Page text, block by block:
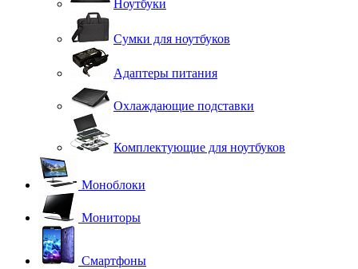
Ноутбуки
Сумки для ноутбуков
Адаптеры питания
Охлаждающие подставки
Комплектующие для ноутбуков
Моноблоки
Мониторы
Смартфоны